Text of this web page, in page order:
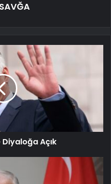
Diyaloğa Açık